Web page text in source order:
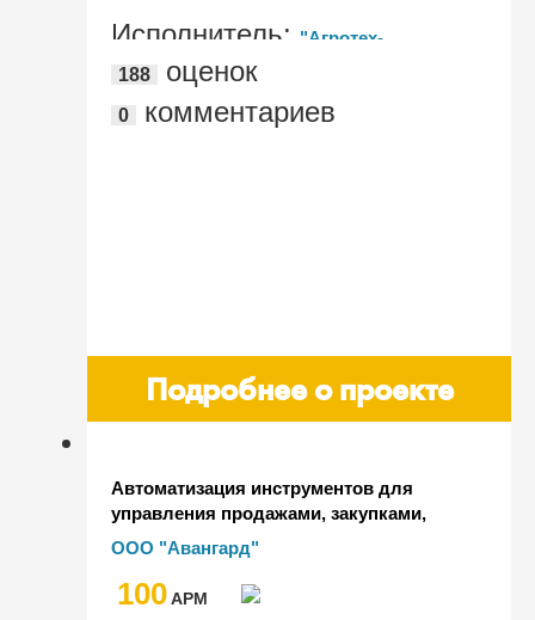
Исполнитель: "Агротех-
Информ", "Градум"
188 оценок
0 комментариев
Подробнее о проекте
Автоматизация инструментов для
управления продажами, закупками,
складом, логистикой и ремонтами в
крупнейшем сельхозпредприятии
Рязанской области
ООО "Авангард"
100AРМ